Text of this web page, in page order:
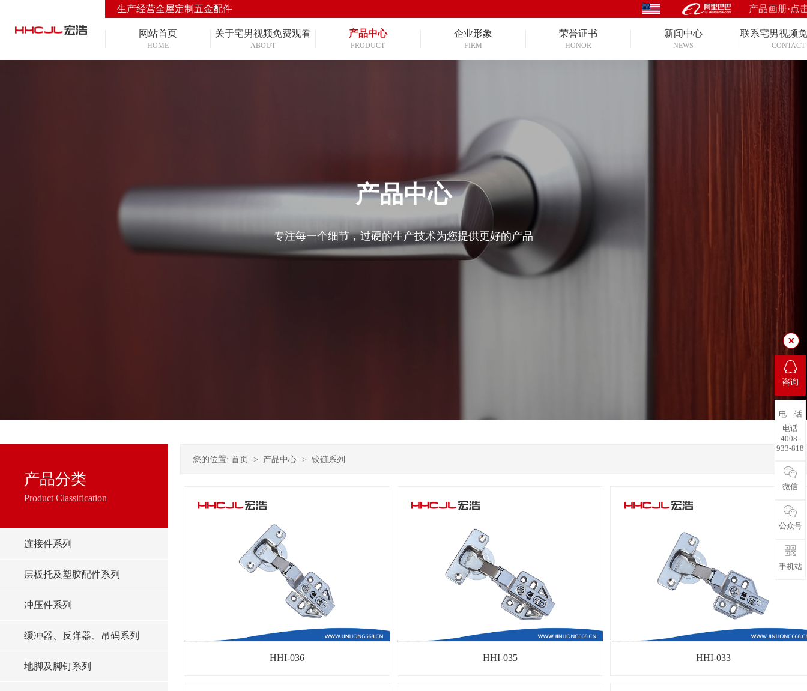
生产经营全屋定制五金配件 产品画册·点
网站首页
HOME
关于宅男视频免费观看
ABOUT
产品中心
PRODUCT
企业形象
FIRM
荣誉证书
HONOR
新闻中心
NEWS
联系宅男视频
CONTACT
产品中心
专注每一个细节，过硬的生产技术为您提供更好的产品
产品分类
Product Classification
连接件系列
层板托及塑胶配件系列
冲压件系列
缓冲器、反弹器、吊码系列
地脚及脚钉系列
您的位置: 首页 -> 产品中心 -> 铰链系列
HHI-036 HHI-035 HHI-033
咨询
电 话
电话
4008-
933-818
微信
公众号
手机站